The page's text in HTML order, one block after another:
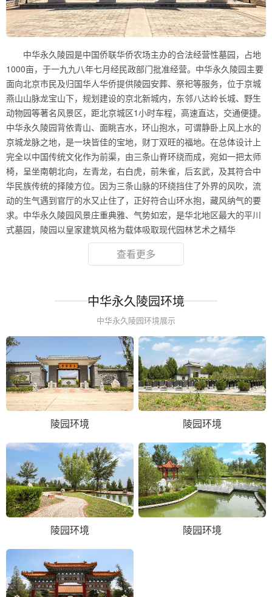
中华永久陵园是中国侨联华侨农场主办的合法经营性墓园，占地
1000亩，于一九九八年七月经民政部门批准经营。中华永久陵园主要
面向北京市民及归国华人华侨提供陵园安葬、祭祀等服务，位于京城
燕山山脉龙宝山下，规划建设的京北新城内，东邻八达岭长城、野生
动物园等著名风景区，距北京城区1小时车程，高速直达，交通便捷。
中华永久陵园背依青山、面眺吉水，环山抱水，可谓静卧上风上水的
京城龙脉之地，是一块皆佳的宝地，财丁双旺的福地。在总体设计上
完全以中国传统文化作为前渠，由三条山脊环绕而成，宛如一把太师
椅，呈坐南朝北向，左青龙，右白虎，前朱雀，后玄武，及其符合中
华民族传统的择陵方位。因为三条山脉的环绕挡住了外界的风吹，流
动的生气遇到官厅的水又止住了，正好符合山环水抱，藏风纳气的要
求。中华永久陵园风景庄重典雅、气势如宏，是华北地区最大的平川
式墓园，陵园以皇家建筑风格为载体吸取现代园林艺术之精华
查看更多
中华永久陵园环境
中华永久陵园环境展示
陵园环境 陵园环境
陵园环境 陵园环境